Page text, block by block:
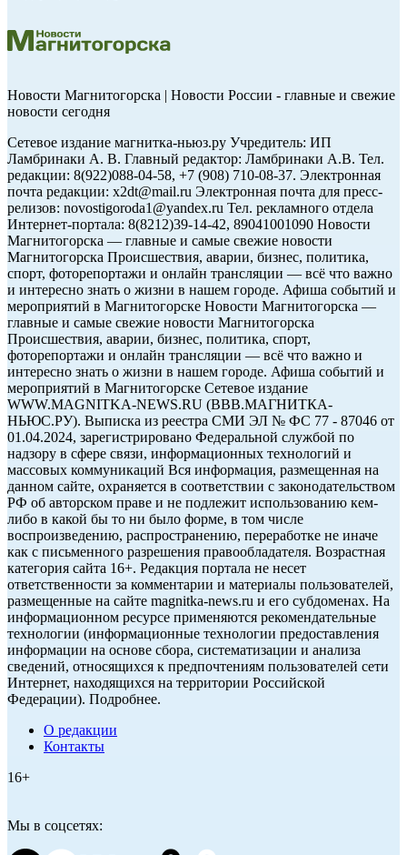
Новости Магнитогорска | Новости России - главные и свежие
новости сегодня
Сетевое издание магнитка-ньюз.ру Учредитель: ИП
Ламбринаки А. В. Главный редактор: Ламбринаки А.В. Тел.
редакции: 8(922)088-04-58, +7 (908) 710-08-37. Электронная
почта редакции: x2dt@mail.ru Электронная почта для пресс-
релизов: novostigoroda1@yandex.ru Тел. рекламного отдела
Интернет-портала: 8(8212)39-14-42, 89041001090 Новости
Магнитогорска — главные и самые свежие новости
Магнитогорска Происшествия, аварии, бизнес, политика,
спорт, фоторепортажи и онлайн трансляции — всё что важно
и интересно знать о жизни в нашем городе. Афиша событий и
мероприятий в Магнитогорске Новости Магнитогорска —
главные и самые свежие новости Магнитогорска
Происшествия, аварии, бизнес, политика, спорт,
фоторепортажи и онлайн трансляции — всё что важно и
интересно знать о жизни в нашем городе. Афиша событий и
мероприятий в Магнитогорске Сетевое издание
WWW.MAGNITKA-NEWS.RU (ВВВ.МАГНИТКА-
НЬЮС.РУ). Выписка из реестра СМИ ЭЛ № ФС 77 - 87046 от
01.04.2024, зарегистрировано Федеральной службой по
надзору в сфере связи, информационных технологий и
массовых коммуникаций Вся информация, размещенная на
данном сайте, охраняется в соответствии с законодательством
РФ об авторском праве и не подлежит использованию кем-
либо в какой бы то ни было форме, в том числе
воспроизведению, распространению, переработке не иначе
как с письменного разрешения правообладателя. Возрастная
категория сайта 16+. Редакция портала не несет
ответственности за комментарии и материалы пользователей,
размещенные на сайте magnitka-news.ru и его субдоменах. На
информационном ресурсе применяются рекомендательные
технологии (информационные технологии предоставления
информации на основе сбора, систематизации и анализа
сведений, относящихся к предпочтениям пользователей сети
Интернет, находящихся на территории Российской
Федерации). Подробнее.
О редакции
Контакты
16+
Мы в соцсетях: